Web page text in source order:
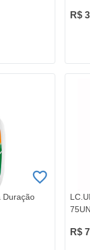
R$
Duração
R$